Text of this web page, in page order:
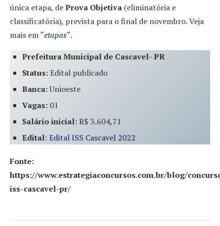
única etapa, deProva Objetiva (eliminatória e
classificatória), prevista para o final de novembro. Veja
mais em “etapas“.
Prefeitura Municipal de Cascavel- PR
Status:Edital publicado
Banca:Unioeste
Vagas: 01
Salário inicial:R$ 3.604,71
Edital: Edital ISS Cascavel 2022
Fonte:
https://www.estrategiaconcursos.com.br/blog/
iss-cascavel-pr/